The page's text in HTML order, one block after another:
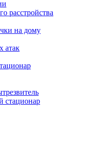
расстройства
на дому
атак
стационар